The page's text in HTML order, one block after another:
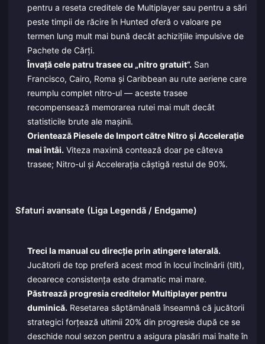
pentru a reseta creditele de Multiplayer sau pentru a sări
peste timpii de răcire în Hunted oferă o valoare pe
termen lung mult mai bună decât achizițiile impulsive de
Pachete de Cărți.
Învață cele patru trasee cu „nitro gratuit”. San
Francisco, Cairo, Roma și Caribbean au rute aeriene care
reumplu complet nitro-ul — aceste trasee
recompensează memorarea rutei mai mult decât
statisticile brute ale mașinii.
Orientează Piesele de Import către Nitro și Accelerație
mai întâi. Viteza maximă contează doar pe câteva
trasee; Nitro-ul și Accelerația câștigă restul de 90%.
Sfaturi avansate (Liga Legendă / Endgame)
Treci la manual cu direcție prin atingere laterală.
Jucătorii de top preferă acest mod în locul înclinării (tilt),
deoarece consistența este dramatic mai mare.
Păstrează progresia creditelor Multiplayer pentru
duminică. Resetarea săptămânală înseamnă că jucătorii
strategici forțează ultimii 20% din progresie după ce se
deschide noul sezon pentru a asigura plasări mai înalte în